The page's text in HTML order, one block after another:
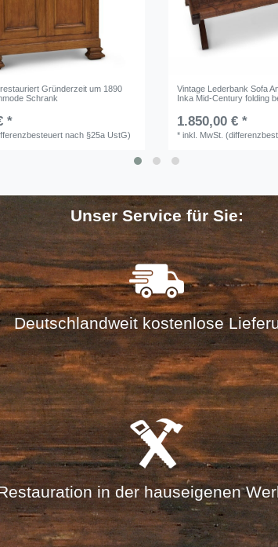
Gründerzeit um 1890
Schrank
*
nach §25a UstG)
Vintage Lederbank Sofa
Inka Mid-Century folding
1.850,00 € *
*inkl. MwSt.
Unser Service für Sie:
Deutschlandweit kostenlose
in der hauseigenen